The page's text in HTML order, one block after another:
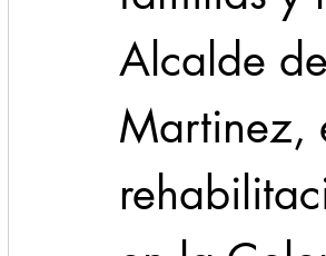
Alcalde
Martinez,